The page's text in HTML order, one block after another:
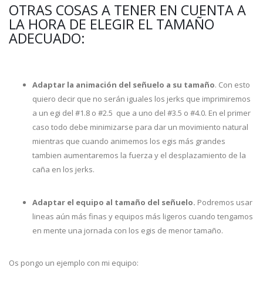
OTRAS COSAS A TENER EN CUENTA A
LA HORA DE ELEGIR EL TAMAÑO
ADECUADO:
Adaptar la animación del señuelo a su tamaño. Con esto
quiero decir que no serán iguales los jerks que imprimiremos
a un egi del #1.8 o #2.5 que a uno del #3.5 o #4.0. En el primer
caso todo debe minimizarse para dar un movimiento natural
mientras que cuando animemos los egis más grandes
tambien aumentaremos la fuerza y el desplazamiento de la
caña en los jerks.
Adaptar el equipo al tamaño del señuelo. Podremos usar
lineas aún más finas y equipos más ligeros cuando tengamos
en mente una jornada con los egis de menor tamaño.
Os pongo un ejemplo con mi equipo: